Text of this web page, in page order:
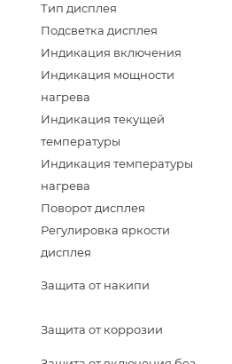
Тип дисплея
Подсветка дисплея
Индикация включения
Индикация мощности
нагрева
Индикация текущей
температуры
Индикация температуры
нагрева
Поворот дисплея
Регулировка яркости
дисплея
Защита от накипи
Защита от коррозии